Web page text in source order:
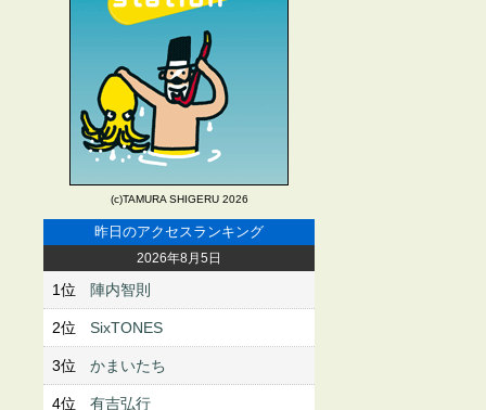
(c)TAMURA SHIGERU 2026
昨日のアクセスランキング
2026年8月5日
1位 陣内智則
2位 SixTONES
3位 かまいたち
4位 有吉弘行